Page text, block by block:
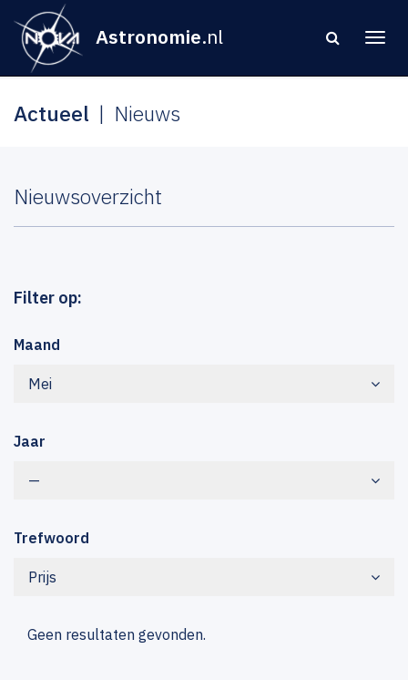
Astronomie.nl
Actueel Nieuws
Nieuwsoverzicht
Filter op:
Maand
Mei
Jaar
—
Trefwoord
Prijs
Geen resultaten gevonden.